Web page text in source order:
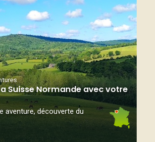
Suisse Normande avec votre
aventure, découverte du